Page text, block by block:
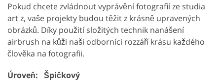
Pokud chcete zvládnout vyprávění fotografií ze studia
art z, vaše projekty budou těžit z krásně upravených
obrázků. Díky použití složitých technik nanášení
airbrush na kůži naši odborníci rozzáří krásu každého
člověka na fotografii.
Úroveň: Špičkový